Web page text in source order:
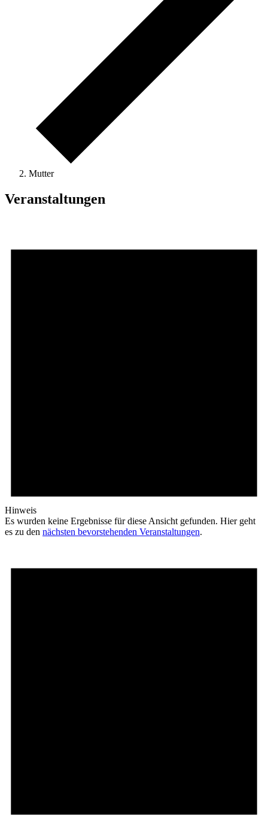
Mutter
Veranstaltungen
Hinweis
Es wurden keine Ergebnisse für diese Ansicht gefunden. Hier geht
es zu den nächsten bevorstehenden Veranstaltungen.